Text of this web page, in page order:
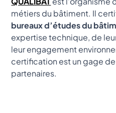
métiers du bâtiment. Il
bureaux d’études du
expertise technique, de
leur engagement
certification est un gage
partenaires.